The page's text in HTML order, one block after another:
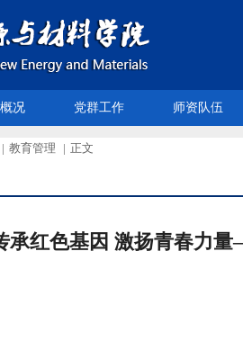
况 党群工作 师资队伍
| 教育管理 | 正文
承红色基因 激扬青春力